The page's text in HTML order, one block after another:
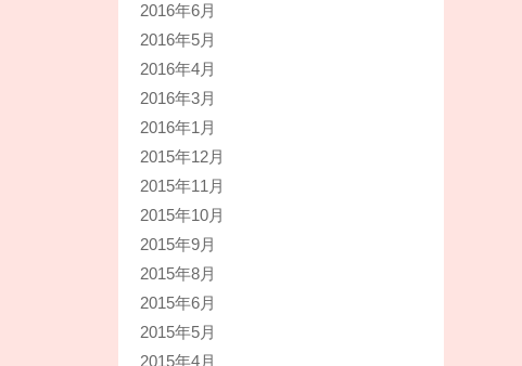
2016年6月
2016年5月
2016年4月
2016年3月
2016年1月
2015年12月
2015年11月
2015年10月
2015年9月
2015年8月
2015年6月
2015年5月
2015年4月